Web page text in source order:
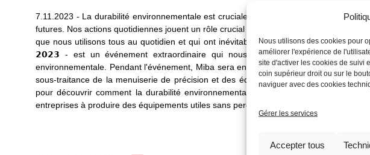
Nous utilisons des cookies pour
améliorer l'expérience de
site d'activer les cookies de suivi
coin supérieur droit ou sur le
naviguer avec des cookies
Gérer les services
Accepter tous
7.11.2023 - La durabilité environnementale est cruciale pour la santé de notre
futures. Nos actions quotidiennes jouent un rôle crucial dans ce processus, surtout si
que nous utilisons tous au quotidien et qui ont inévitablement un impact sur la
𝟮𝟬𝟮𝟯 - est un événement extraordinaire qui nous donne l'occasion d'explorer
environnementale. Pendant l'événement, Miba sera en visite, soutenant la
sous-traitance de la menuiserie de précision et des équipements préassemblés et
pour découvrir comment la durabilité environnementale peut devenir une partie
entreprises à produire des équipements utiles sans perdre de vue l'objectif important